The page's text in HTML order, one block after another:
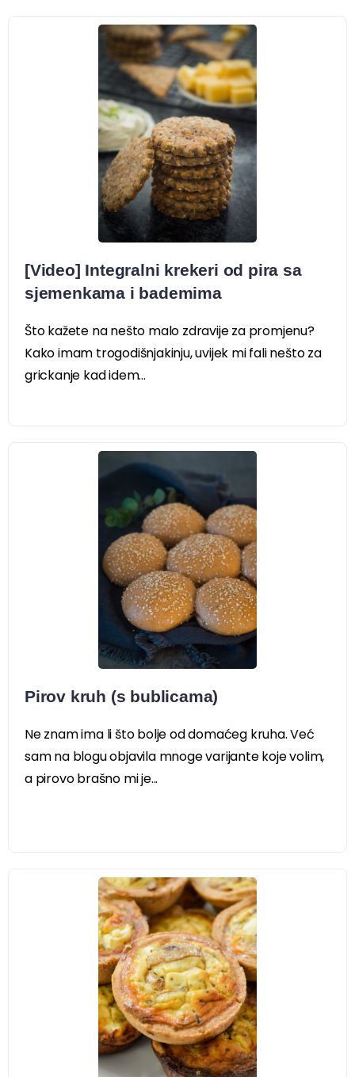
[Video] Integralni krekeri od pira sa
sjemenkama i bademima
Što kažete na nešto malo zdravije za promjenu?
Kako imam trogodišnjakinju, uvijek mi fali nešto za
grickanje kad idem...
Pirov kruh (s bublicama)
Ne znam ima li što bolje od domaćeg kruha. Već
sam na blogu objavila mnoge varijante koje volim,
a pirovo brašno mi je...